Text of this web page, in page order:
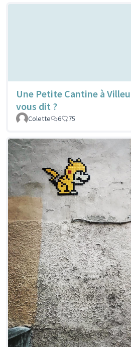
Une Petite Cantine à
vous dit ?
Colette 6 75